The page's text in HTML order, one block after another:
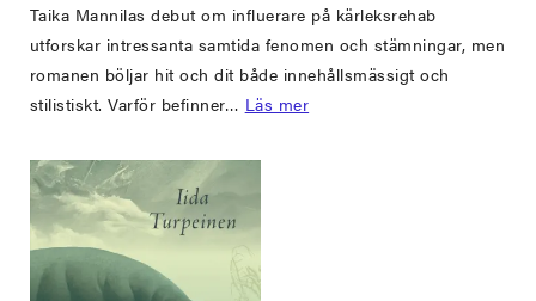
Taika Mannilas debut om influerare på kärleksrehab
utforskar intressanta samtida fenomen och stämningar, men
romanen böljar hit och dit både innehållsmässigt och
stilistiskt. Varför befinner… Läs mer